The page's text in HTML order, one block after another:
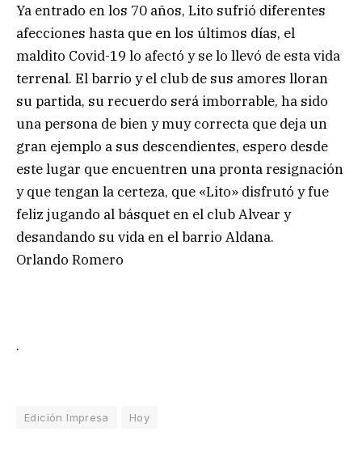
Ya entrado en los 70 años, Lito sufrió diferentes
afecciones hasta que en los últimos días, el
maldito Covid-19 lo afectó y se lo llevó de esta vida
terrenal. El barrio y el club de sus amores lloran
su partida, su recuerdo será imborrable, ha sido
una persona de bien y muy correcta que deja un
gran ejemplo a sus descendientes, espero desde
este lugar que encuentren una pronta resignación
y que tengan la certeza, que «Lito» disfrutó y fue
feliz jugando al básquet en el club Alvear y
desandando su vida en el barrio Aldana.
Orlando Romero
.
Edición Impresa Hoy